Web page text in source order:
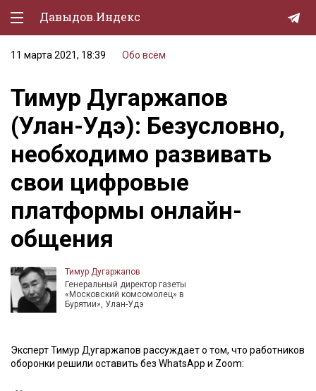
Давыдов.Индекс
Политическая жизнь
Экономика
Природа
Образование
Спорт
Культура
Lifestyle
Мурзилка
11 марта 2021, 18:39 Обо всём
Тимур Дугаржапов
(Улан-Удэ): Безусловно,
необходимо развивать
свои цифровые
платформы онлайн-
общения
Тимур Дугаржапов
Генеральный директор газеты
«Московский комсомолец» в
Бурятии», Улан-Удэ
Эксперт Тимур Дугаржапов рассуждает о том, что работников
оборонки решили оставить без WhatsApp и Zoom: